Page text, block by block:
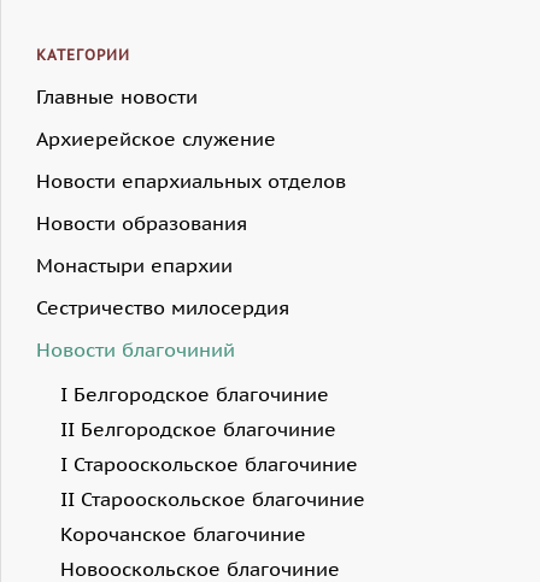
КАТЕГОРИИ
Главные новости
Архиерейское служение
Новости епархиальных отделов
Новости образования
Монастыри епархии
Сестричество милосердия
Новости благочиний
I Белгородское благочиние
II Белгородское благочиние
I Старооскольское благочиние
II Старооскольское благочиние
Корочанское благочиние
Новооскольское благочиние